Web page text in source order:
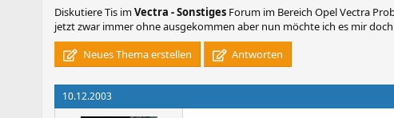
DiskutiereTis imVectra - Sonstiges Forum im Bereich Opel Vectra
jetzt zwar immer ohne ausgekommen aber nun möchte ich es mir doch
Neues Thema erstellen
Antworten
10.12.2003